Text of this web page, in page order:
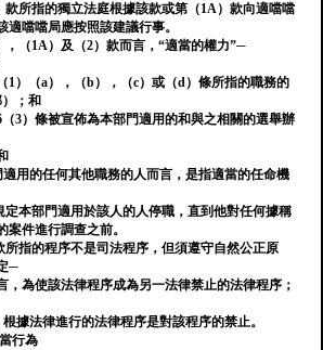
款所指的獨立法庭根據該款或第（1A）款向適噹噹
適噹噹局應按照該建議行事。
，（1A）及（2）款而言，“適當的權力”─
1）（a），（b），（c）或（d）條所指的職務的
；和
3）條被宣佈為本部門適用的和與之相關的選舉辦
用的任何其他職務的人而言，是指適當的任命機
定本部門適用於該人的人停職，直到他對任何據稱
案件進行調查之前。
所指的程序不是司法程序，但須遵守自然公正原
─
，為使該法律程序成為另一法律禁止的法律程序；
據法律進行的法律程序是對該程序的禁止。
行為